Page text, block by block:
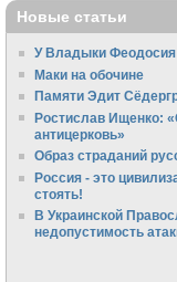
Новые статьи
У Владыки Феодосия
Маки на обочине
Памяти Эдит
Ростислав Ищенко:
антицерковь»
Образ страданий
Россия - это
стоять!
В Украинской
недопустимость